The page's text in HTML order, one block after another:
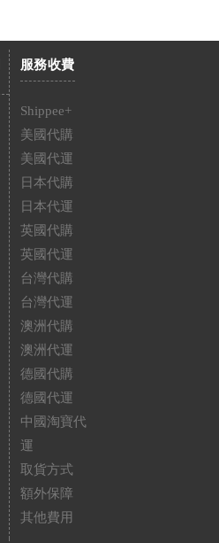
服務收費
Shippee+
美國代購
美國代運
日本代購
日本代運
英國代購
英國代運
台灣代購
台灣代運
澳洲代購
澳洲代運
德國代購
德國代運
中國淘寶代
運
取貨方式
額外保障
其他費用